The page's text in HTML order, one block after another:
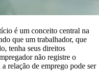
é um conceito central na
que um trabalhador, que
tenha seus direitos
não registre o
relação de emprego pode ser